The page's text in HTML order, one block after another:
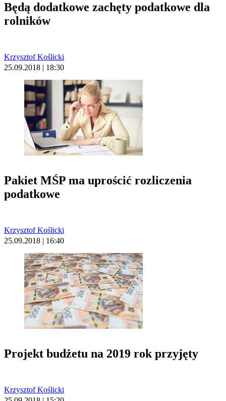
Będą dodatkowe zachęty podatkowe dla
rolników
Krzysztof Koślicki
25.09.2018 | 18:30
Pakiet MŚP ma uprościć rozliczenia
podatkowe
Krzysztof Koślicki
25.09.2018 | 16:40
Projekt budżetu na 2019 rok przyjęty
Krzysztof Koślicki